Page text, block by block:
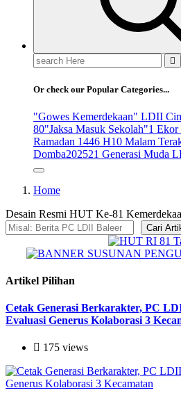
Search
for:
Or check our Popular Categories...
"Gowes Kemerdekaan" LDII
80"Jaksa Masuk Sekolah"1
Ramadan 1446 H10 Malam
Domba202521 Generasi Muda
Home
Desain Resmi HUT Ke-81
Cari
Artikel Pilihan
Cetak Generasi Berkarakter, PC
Evaluasi Generus Kolaborasi 3
175 views